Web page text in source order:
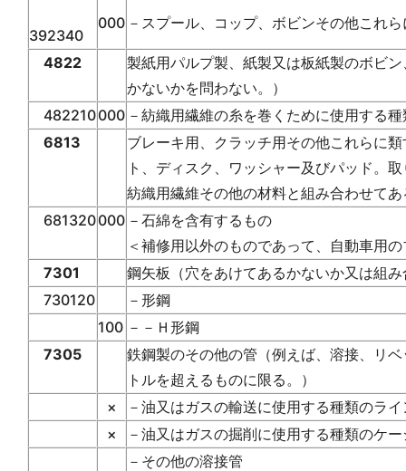
392340
000 －スプール、コップ、ボビンその他これ
4822
製紙用パルプ製、紙製又は板紙製のボビ
かないかを問わない。）
482210000 －紡織用繊維の糸を巻くために使用する
6813
ブレーキ用、クラッチ用その他これらに
ト、ディスク、ワッシャー及びパッド。
紡織用繊維その他の材料と組み合わせて
681320000 －石綿を含有するもの
＜補修用以外のものであって、自動車用
7301
鋼矢板（穴をあけてあるかないか又は組
730120
－形鋼
100 －－Ｈ形鋼
7305
鉄鋼製のその他の管（例えば、溶接、リ
トルを超えるものに限る。）
×
－油又はガスの輸送に使用する種類のラ
×
－油又はガスの掘削に使用する種類のケ
－その他の溶接管